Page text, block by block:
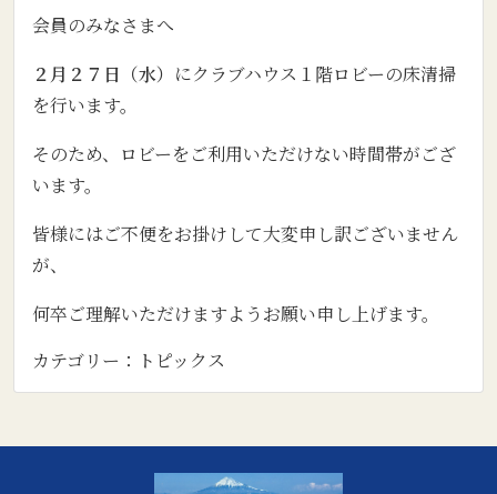
会員のみなさまへ
２月２７日（水） にクラブハウス１階ロビーの床清掃
を行います。
そのため、ロビーをご利用いただけない時間帯がござ
います。
皆様にはご不便をお掛けして大変申し訳ございません
が、
何卒ご理解いただけますようお願い申し上げます。
カテゴリー： トピックス